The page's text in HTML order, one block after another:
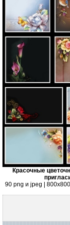
Красочные
90 png и jpeg |